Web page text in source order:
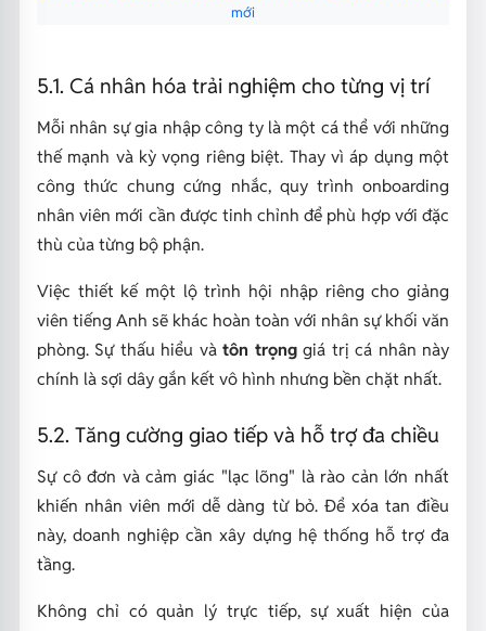
mới
5.1. Cá nhân hóa trải nghiệm cho từng vị trí
Mỗi nhân sự gia nhập công ty là một cá thể với những
thế mạnh và kỳ vọng riêng biệt. Thay vì áp dụng một
công thức chung cứng nhắc, quy trình onboarding
nhân viên mới cần được tinh chỉnh để phù hợp với đặc
thù của từng bộ phận.
Việc thiết kế một lộ trình hội nhập riêng cho giảng
viên tiếng Anh sẽ khác hoàn toàn với nhân sự khối văn
phòng. Sự thấu hiểu vàtôn trọnggiá trị cá nhân này
chính là sợi dây gắn kết vô hình nhưng bền chặt nhất.
5.2. Tăng cường giao tiếp và hỗ trợ đa chiều
Sự cô đơn và cảm giác "lạc lõng" là rào cản lớn nhất
khiến nhân viên mới dễ dàng từ bỏ. Để xóa tan điều
này, doanh nghiệp cần xây dựng hệ thống hỗ trợ đa
tầng.
Không chỉ có quản lý trực tiếp, sự xuất hiện của